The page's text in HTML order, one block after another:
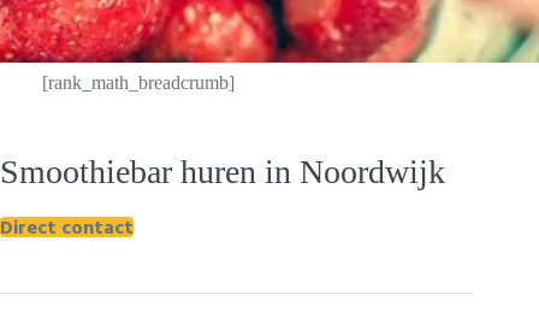
[rank_math_breadcrumb]
Smoothiebar huren in Noordwijk
Direct contact